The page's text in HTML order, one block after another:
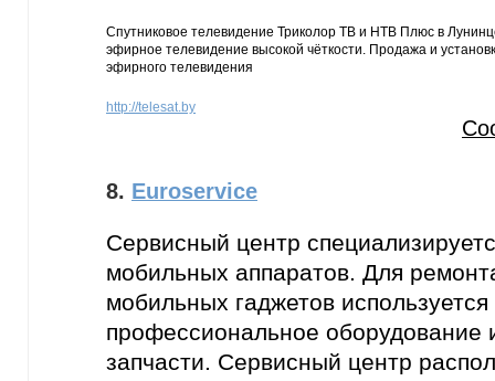
Спутниковое телевидение Триколор ТВ и НТВ Плюс в
эфирное телевидение высокой чёткости. Продажа и
эфирного телевидения
http://telesat.by
8. Еuroservice
Сервисный центр
мобильных аппаратов. Для
мобильных гаджетов
профессиональное оборудование
запчасти. Сервисный центр